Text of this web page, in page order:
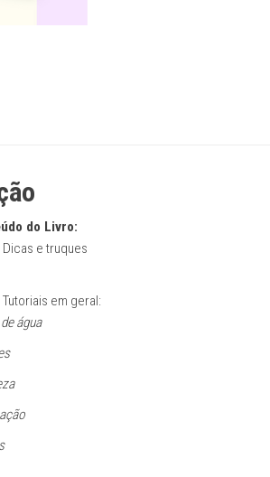
do Livro:
Dicas e truques
Tutoriais em geral:
água